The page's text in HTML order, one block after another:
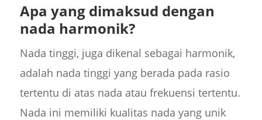
Apa yang dimaksud dengan
nada harmonik?
Nada tinggi, juga dikenal sebagai harmonik,
adalah nada tinggi yang berada pada rasio
tertentu di atas nada atau frekuensi tertentu.
Nada ini memiliki kualitas nada yang unik